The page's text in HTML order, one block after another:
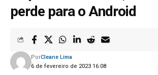
perde para o Android
6 de fevereiro de 2023 16:08
PorCleane Lima